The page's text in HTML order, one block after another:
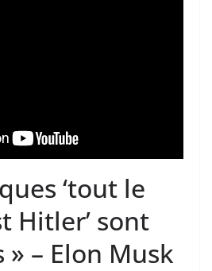
‘tout le
Hitler’ sont
– Elon Musk